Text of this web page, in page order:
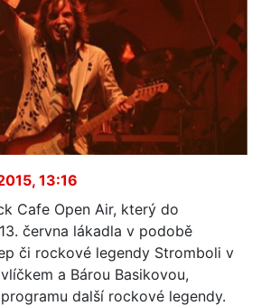
13:16
Cafe Open Air, který do
června lákadla v podobě
či rockové legendy Stromboli v
a Bárou Basikovou,
další rockové legendy.